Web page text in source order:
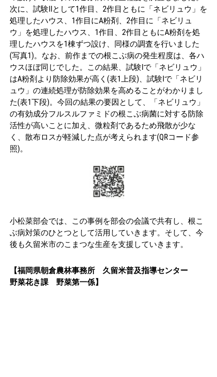
次に、試験Ⅱとして1作目、2作目ともに「ネビリュウ」を
処理したハウス、1作目にA粉剤、2作目に「ネビリュ
ウ」を処理したハウス、1作目、2作目ともにA粉剤を処
理したハウスを1棟ずつ設け、同様の調査を行いました
(写真1)。なお、前作までの根こぶ病の発生程度は、各ハ
ウスほぼ同じでした。この結果、試験Iで「ネビリュウ」
はA粉剤より防除効果が高く(表1上段)、試験Iで「ネビリ
ュウ」の連続処理が防除効果を高めることがわかりまし
た(表1下段)。今回の結果の要因として、「ネビリュウ」
の有効成分フルスルファミドの根こぶ病菌に対する防除
活性が高いことに加え、微粒剤であるため飛散が少な
く、散布ロスが軽減した点が考えられます(QRコード参
照)。
小松菜部会では、この事例を部会の会議で共有し、根こ
ぶ病対策のひとつとして活用していきます。そして、今
後も久留米市のこまつな生産を支援していきます。
【福岡県朝倉農林事務所 久留米普及指導センター
野菜花き課 野菜第一係】